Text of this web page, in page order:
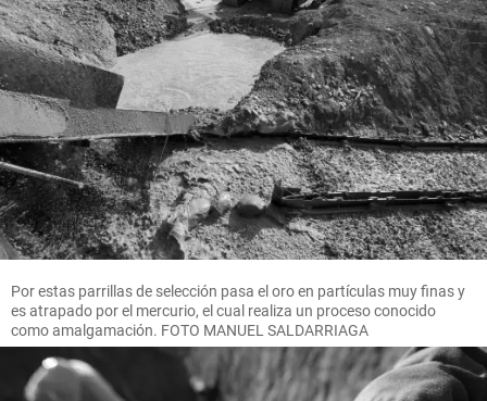
Por estas parrillas de selección pasa el oro en partículas muy finas y
es atrapado por el mercurio, el cual realiza un proceso conocido
como amalgamación. FOTO MANUEL SALDARRIAGA